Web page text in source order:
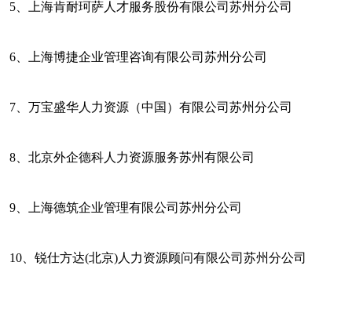
5、 上海肯耐珂萨人才服务股份有限公司苏州分公司
6、 上海博捷企业管理咨询有限公司苏州分公司
7、 万宝盛华人力资源（中国）有限公司苏州分公司
8、 北京外企德科人力资源服务苏州有限公司
9、 上海德筑企业管理有限公司苏州分公司
10、 锐仕方达(北京)人力资源顾问有限公司苏州分公司